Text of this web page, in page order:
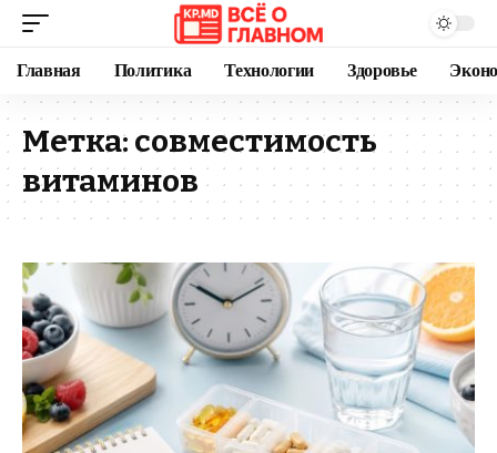
Главная Политика Технологии Здоровье
Метка: совместимость
витаминов